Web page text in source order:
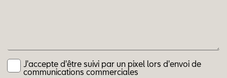
J'accepte d'être suivi par un pixel lors d'envoi de
communications commerciales